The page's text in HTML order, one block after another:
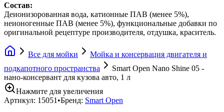
Состав:
Деионизорованная вода, катионные ПАВ (менее 5%),
неионогенные ПАВ (менее 5%), функциональные добавки по
оригинальной рецептуре производителя, отдушка, краситель.
Все для мойки
Мойка и консервация двигателя и
подкапотного пространства
Smart Open Nano Shine 05 -
нано-консервант для кузова авто, 1 л
Нажмите для увеличения
Артикул: 15051 •Бренд: Smart Open